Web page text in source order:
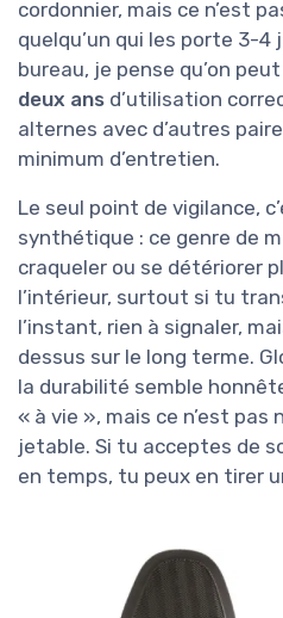
cordonnier, mais ce n’est
quelqu’un qui les porte 3-4
bureau, je pense qu’on
deux ans d’utilisation
alternes avec d’autres
minimum d’entretien.
Le seul point de vigilance,
synthétique : ce genre de
craqueler ou se détériorer
l’intérieur, surtout si tu
l’instant, rien à signaler,
dessus sur le long terme.
la durabilité semble
« à vie », mais ce n’est pas
jetable. Si tu acceptes de
en temps, tu peux en tirer